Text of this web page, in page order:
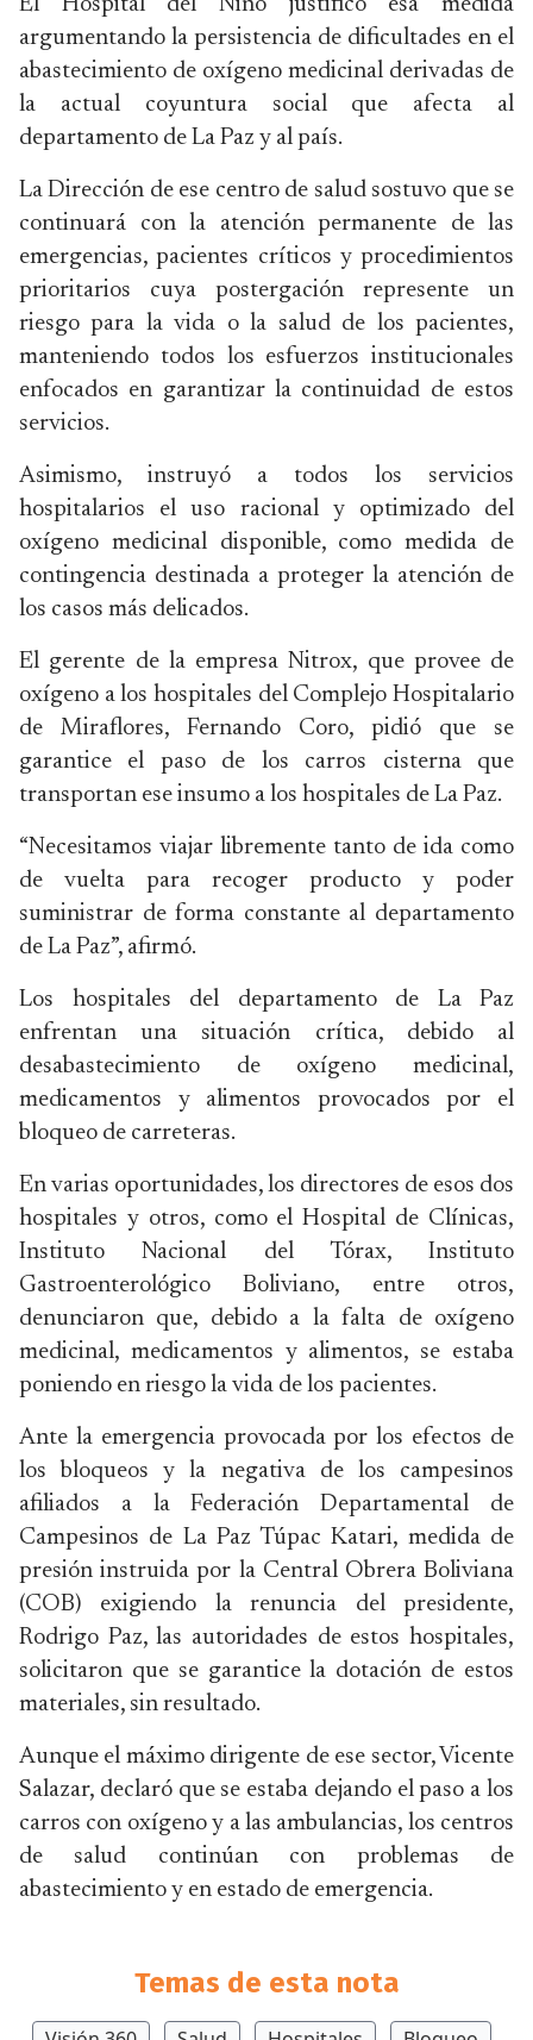
El Hospital del Niño justificó esa medida
argumentando la persistencia de dificultades en el
abastecimiento de oxígeno medicinal derivadas de
la actual coyuntura social que afecta al
departamento de La Paz y al país.
La Dirección de ese centro de salud sostuvo que se
continuará con la atención permanente de las
emergencias, pacientes críticos y procedimientos
prioritarios cuya postergación represente un
riesgo para la vida o la salud de los pacientes,
manteniendo todos los esfuerzos institucionales
enfocados en garantizar la continuidad de estos
servicios.
Asimismo, instruyó a todos los servicios
hospitalarios el uso racional y optimizado del
oxígeno medicinal disponible, como medida de
contingencia destinada a proteger la atención de
los casos más delicados.
El gerente de la empresa Nitrox, que provee de
oxígeno a los hospitales del Complejo Hospitalario
de Miraflores, Fernando Coro, pidió que se
garantice el paso de los carros cisterna que
transportan ese insumo a los hospitales de La Paz.
“Necesitamos viajar libremente tanto de ida como
de vuelta para recoger producto y poder
suministrar de forma constante al departamento
de La Paz”, afirmó.
Los hospitales del departamento de La Paz
enfrentan una situación crítica, debido al
desabastecimiento de oxígeno medicinal,
medicamentos y alimentos provocados por el
bloqueo de carreteras.
En varias oportunidades, los directores de esos dos
hospitales y otros, como el Hospital de Clínicas,
Instituto Nacional del Tórax, Instituto
Gastroenterológico Boliviano, entre otros,
denunciaron que, debido a la falta de oxígeno
medicinal, medicamentos y alimentos, se estaba
poniendo en riesgo la vida de los pacientes.
Ante la emergencia provocada por los efectos de
los bloqueos y la negativa de los campesinos
afiliados a la Federación Departamental de
Campesinos de La Paz Túpac Katari, medida de
presión instruida por la Central Obrera Boliviana
(COB) exigiendo la renuncia del presidente,
Rodrigo Paz, las autoridades de estos hospitales,
solicitaron que se garantice la dotación de estos
materiales, sin resultado.
Aunque el máximo dirigente de ese sector, Vicente
Salazar, declaró que se estaba dejando el paso a los
carros con oxígeno y a las ambulancias, los centros
de salud continúan con problemas de
abastecimiento y en estado de emergencia.
Temas de esta nota